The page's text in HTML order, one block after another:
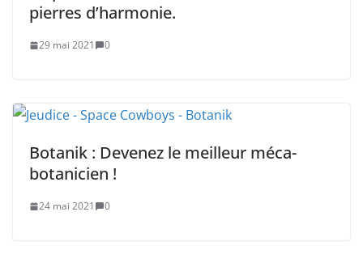
pierres d’harmonie.
29 mai 2021 0
Botanik : Devenez le meilleur méca-
botanicien ! ​
24 mai 2021 0